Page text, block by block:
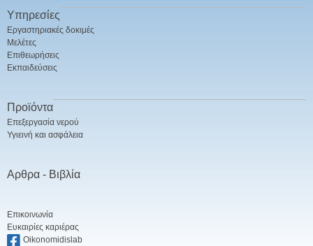
Υπηρεσίες
Εργαστηριακές δοκιμές
Μελέτες
Επιθεωρήσεις
Εκπαιδεύσεις
Προϊόντα
Επεξεργασία νερού
Υγιεινή και ασφάλεια
Αρθρα - Βιβλία
Επικοινωνία
Ευκαιρίες καριέρας
Oikonomidislab